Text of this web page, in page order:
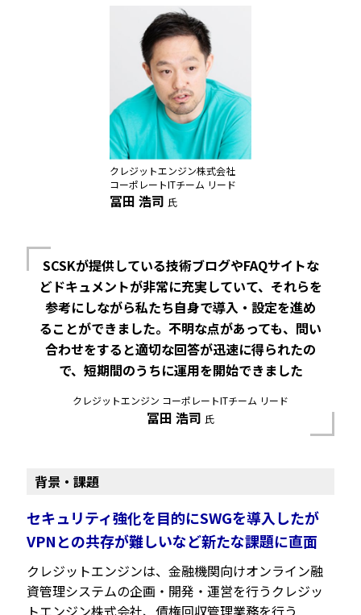
クレジットエンジン株式会社
コーポレートITチーム リード
冨田 浩司 氏
SCSKが提供している技術ブログやFAQサイトな
どドキュメントが非常に充実していて、それらを
参考にしながら私たち自身で導入・設定を進め
ることができました。不明な点があっても、問い
合わせをすると適切な回答が迅速に得られたの
で、短期間のうちに運用を開始できました
クレジットエンジン コーポレートITチーム リード
冨田 浩司 氏
背景・課題
セキュリティ強化を目的にSWGを導入したが
VPNとの共存が難しいなど新たな課題に直面
クレジットエンジンは、金融機関向けオンライン融
資管理システムの企画・開発・運営を行うクレジッ
トエンジン株式会社、債権回収管理業務を行う